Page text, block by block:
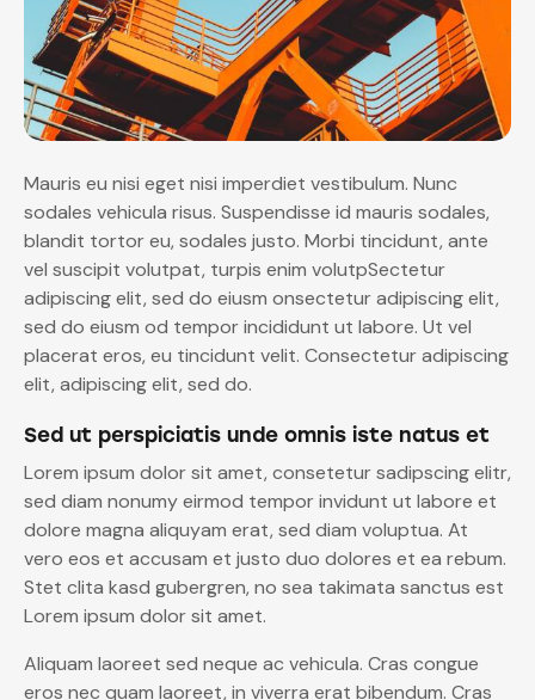
Mauris eu nisi eget nisi imperdiet vestibulum. Nunc
sodales vehicula risus. Suspendisse id mauris sodales,
blandit tortor eu, sodales justo. Morbi tincidunt, ante
vel suscipit volutpat, turpis enim volutpSectetur
adipiscing elit, sed do eiusm onsectetur adipiscing elit,
sed do eiusm od tempor incididunt ut labore. Ut vel
placerat eros, eu tincidunt velit. Consectetur adipiscing
elit, adipiscing elit, sed do.
Sed ut perspiciatis unde omnis iste natus et
Lorem ipsum dolor sit amet, consetetur sadipscing elitr,
sed diam nonumy eirmod tempor invidunt ut labore et
dolore magna aliquyam erat, sed diam voluptua. At
vero eos et accusam et justo duo dolores et ea rebum.
Stet clita kasd gubergren, no sea takimata sanctus est
Lorem ipsum dolor sit amet.
Aliquam laoreet sed neque ac vehicula. Cras congue
eros nec quam laoreet, in viverra erat bibendum. Cras